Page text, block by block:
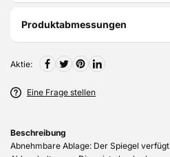
Produktabmessungen
Aktie:
Eine Frage stellen
Beschreibung
Abnehmbare Ablage: Der Spiegel